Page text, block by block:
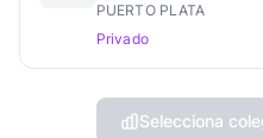
PUERTO PLATA
Privado
Selecciona